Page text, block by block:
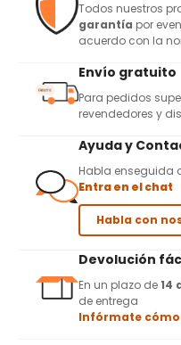
Todos nuestros
garantía por
acuerdo con la
Envío gratuito
Para pedidos
revendedores y
Ayuda y
Habla enseguida
Entra en el chat
Habla con
Devolución
En un plazo de14
de entrega
Infórmate cómo